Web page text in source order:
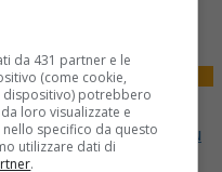
come Fonte preferita su
da 431 partner e le
(come cookie,
potrebbero
loro visualizzate e
specifico da questo
utilizzare dati di
.